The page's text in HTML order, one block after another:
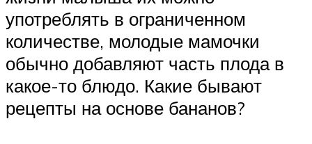
употреблять в ограниченном
количестве, молодые мамочки
обычно добавляют часть плода в
какое-то блюдо. Какие бывают
рецепты на основе бананов?